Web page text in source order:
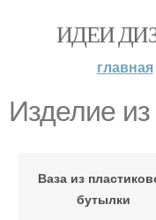
ИДЕИ
главная
Изделие
Ваза из
бутылки